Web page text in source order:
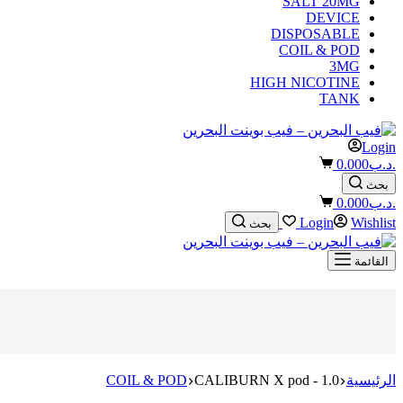
DEVICE
DISPOSABLE
COIL & POD
3MG
HIGH NICOTINE
TANK
Login
Shopping
cart
.د.ب0.000
بحث
Shopping
cart
.د.ب0.000
Login
Wishlist بحث
القائمة
الرئيسية COIL & POD CALIBURN X pod - 1.0